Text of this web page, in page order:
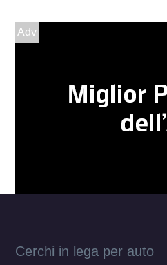
Adv
Cerchi in lega per auto